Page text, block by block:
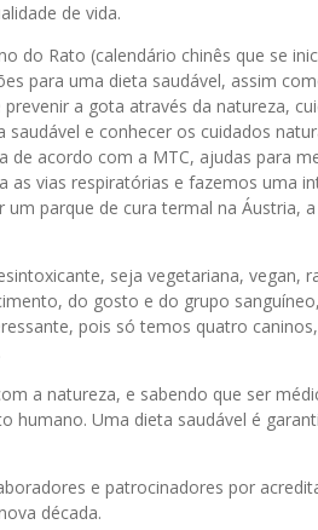
de vida.
do Rato (calendário chinês que se
para uma dieta saudável, assim
a gota através da natureza,
e conhecer os cuidados
de acordo com a MTC, ajudas para
as vias respiratórias e fazemos uma
um parque de cura termal na Áustria,
seja vegetariana, vegan,
do gosto e do grupo
pois só temos quatro
a natureza, e sabendo que ser
humano. Uma dieta saudável é
e patrocinadores por
década.